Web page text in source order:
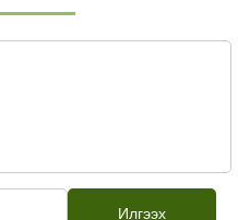
Илгээх